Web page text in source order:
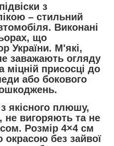
з
– стильний
Виконані
що
України. М'які,
заважають огляду
міцній присосці до
або бокового
якісного плюшу,
не вигоряють та не
Розмір 4×4 см
окрасою без зайвої